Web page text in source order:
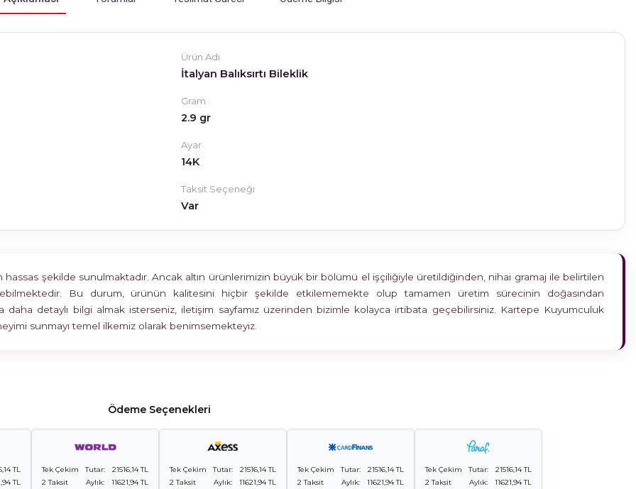
Ürün Adı
İtalyan Balıksırtı Bileklik
Gram
2.9 gr
Ayar
14K
Taksit Seçeneği
Var
şekilde sunulmaktadır. Ancak altın ürünlerimizin büyük bir bölümü el işçiliğiyle üretildiğinden, nihai gramaj ile belirtilen
Bu durum, ürünün kalitesini hiçbir şekilde etkilememekte olup tamamen üretim sürecinin doğasından
daha detaylı bilgi almak isterseniz, iletişim sayfamız üzerinden bizimle kolayca irtibata geçebilirsiniz. Kartepe Kuyumculuk
sunmayı temel ilkemiz olarak benimsemekteyiz.
Ödeme Seçenekleri
TL
TL
Tek Çekim Tutar:
21516,14 TL
2 Taksit
Aylık:
11621,94 TL
Tek Çekim Tutar:
21516,14 TL
2 Taksit
Aylık:
11621,94 TL
Tek Çekim Tutar:
21516,14 TL
2 Taksit
Aylık:
11621,94 TL
Tek Çekim Tutar:
21516,14 TL
2 Taksit
Aylık:
11621,94 TL